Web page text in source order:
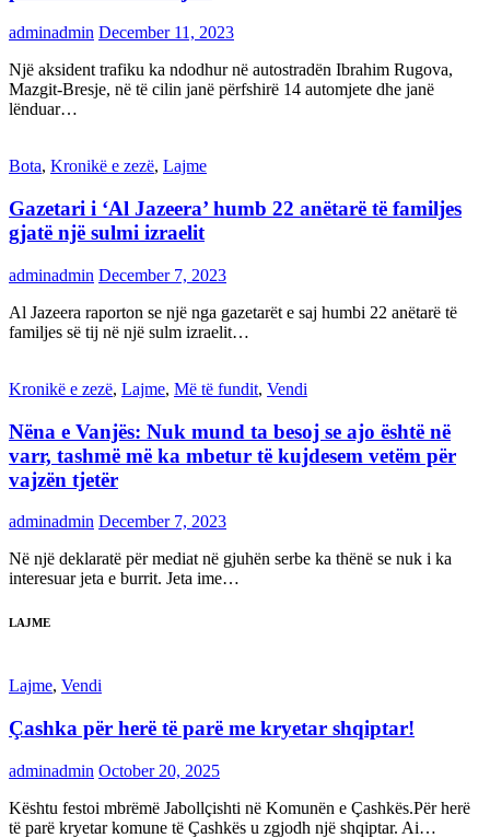
adminadmin December 11, 2023
Një aksident trafiku ka ndodhur në autostradën Ibrahim Rugova,
Mazgit-Bresje, në të cilin janë përfshirë 14 automjete dhe janë
lënduar…
Bota, Kronikë e zezë, Lajme
Gazetari i ‘Al Jazeera’ humb 22 anëtarë të familjes
gjatë një sulmi izraelit
adminadmin December 7, 2023
Al Jazeera raporton se një nga gazetarët e saj humbi 22 anëtarë të
familjes së tij në një sulm izraelit…
Kronikë e zezë, Lajme, Më të fundit, Vendi
Nëna e Vanjës: Nuk mund ta besoj se ajo është në
varr, tashmë më ka mbetur të kujdesem vetëm për
vajzën tjetër
adminadmin December 7, 2023
Në një deklaratë për mediat në gjuhën serbe ka thënë se nuk i ka
interesuar jeta e burrit. Jeta ime…
LAJME
Lajme, Vendi
Çashka për herë të parë me kryetar shqiptar!
adminadmin October 20, 2025
Kështu festoi mbrëmë Jabollçishti në Komunën e Çashkës.Për herë
të parë kryetar komune të Çashkës u zgjodh një shqiptar. Ai…